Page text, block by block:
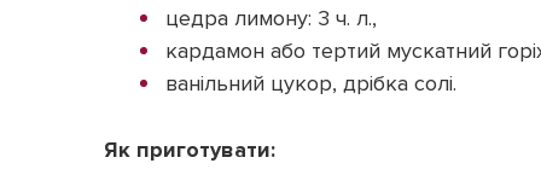
цедра лимону: 3 ч. л.,
кардамон або тертий мускатний
ванільний цукор, дрібка солі.
Як приготувати: